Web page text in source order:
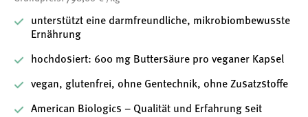
unterstützt eine darmfreundliche, mikrobiombewusste
Ernährung
hochdosiert: 600 mg Buttersäure pro veganer Kapsel
vegan, glutenfrei, ohne Gentechnik, ohne Zusatzstoffe
American Biologics – Qualität und Erfahrung seit